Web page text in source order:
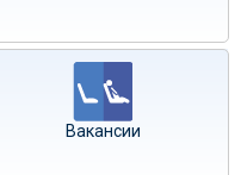
Вакансии